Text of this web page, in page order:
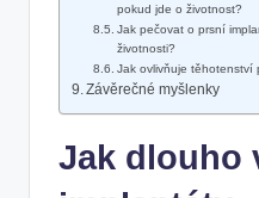
pokud jde o životnost?
Jak pečovat o prsní
životnosti?
Jak ovlivňuje těhotenství
Závěrečné myšlenky
Jak dlouho